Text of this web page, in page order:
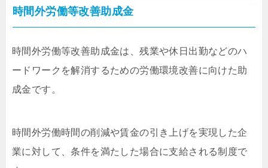
時間外労働等改善助成金
時間外労働等改善助成金は、残業や休日出勤などのハ
ードワークを解消するための労働環境改善に向けた助
成金です。
時間外労働時間の削減や賃金の引き上げを実現した企
業に対して、条件を満たした場合に支給される制度で